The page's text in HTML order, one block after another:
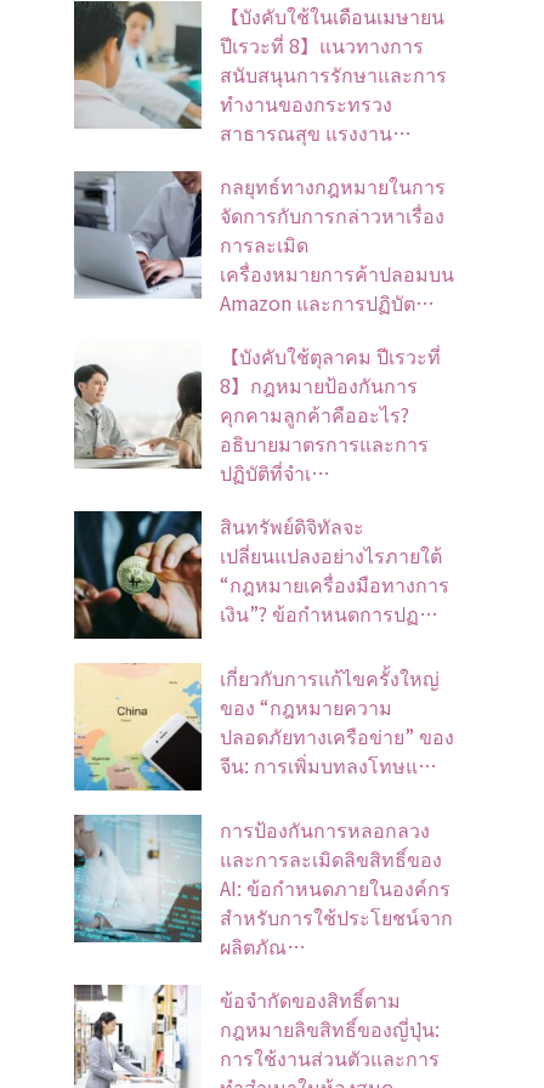
【บังคับใช้ในเดือนเมษายน
ปีเรวะที่ 8】แนวทางการ
สนับสนุนการรักษาและการ
ทำงานของกระทรวง
สาธารณสุข แรงงาน…
กลยุทธ์ทางกฎหมายในการ
จัดการกับการกล่าวหาเรื่อง
การละเมิด
เครื่องหมายการค้าปลอมบน
Amazon และการปฏิบัต…
【บังคับใช้ตุลาคม ปีเรวะที่
8】กฎหมายป้องกันการ
คุกคามลูกค้าคืออะไร?
อธิบายมาตรการและการ
ปฏิบัติที่จำเ…
สินทรัพย์ดิจิทัลจะ
เปลี่ยนแปลงอย่างไรภายใต้
“กฎหมายเครื่องมือทางการ
เงิน”? ข้อกำหนดการปฏ…
เกี่ยวกับการแก้ไขครั้งใหญ่
ของ “กฎหมายความ
ปลอดภัยทางเครือข่าย” ของ
จีน: การเพิ่มบทลงโทษแ…
การป้องกันการหลอกลวง
และการละเมิดลิขสิทธิ์ของ
AI: ข้อกำหนดภายในองค์กร
สำหรับการใช้ประโยชน์จาก
ผลิตภัณ…
ข้อจํากัดของสิทธิ์ตาม
กฎหมายลิขสิทธิ์ของญี่ปุ่น:
การใช้งานส่วนตัวและการ